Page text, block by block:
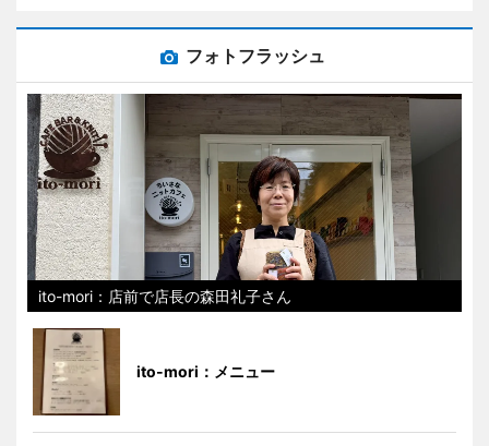
フォトフラッシュ
ito-mori：店前で店長の森田礼子さん
ito-mori：メニュー